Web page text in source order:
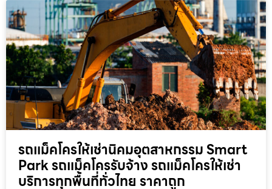
รถแม็คโครให้เช่านิคมอุตสาหกรรม Smart
Park รถแม็คโครรับจ้าง รถแม็คโครให้เช่า
บริการทุกพื้นที่ทั่วไทย ราคาถูก